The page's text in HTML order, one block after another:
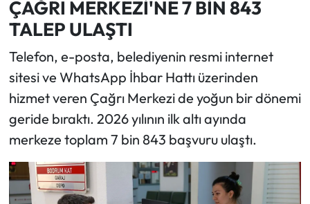
ÇAĞRI MERKEZİ'NE 7 BİN 843
TALEP ULAŞTI
Telefon, e-posta, belediyenin resmi internet
sitesi ve WhatsApp İhbar Hattı üzerinden
hizmet veren Çağrı Merkezi de yoğun bir dönemi
geride bıraktı. 2026 yılının ilk altı ayında
merkeze toplam 7 bin 843 başvuru ulaştı.